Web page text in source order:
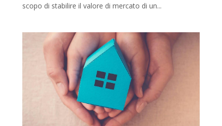
scopo di stabilire il valore di mercato di un...